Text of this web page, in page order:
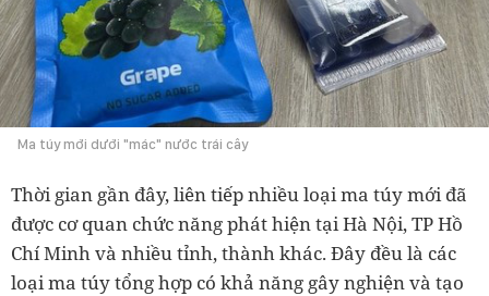
Ma túy mới dưới "mác" nước trái cây
Thời gian gần đây, liên tiếp nhiều loại ma túy mới đã
được cơ quan chức năng phát hiện tại Hà Nội, TP Hồ
Chí Minh và nhiều tỉnh, thành khác. Đây đều là các
loại ma túy tổng hợp có khả năng gây nghiện và tạo